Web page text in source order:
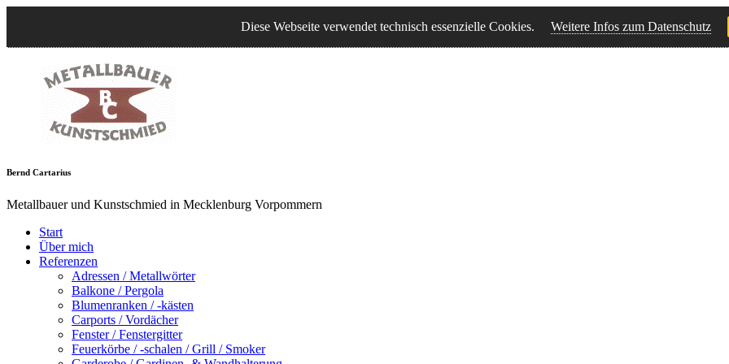
Diese Webseite verwendet technisch essenzielle Cookies. Weitere Infos zum Datenschutz
Bernd Cartarius
Metallbauer und Kunstschmied in Mecklenburg Vorpommern
Start
Über mich
Referenzen
Adressen / Metallwörter
Balkone / Pergola
Blumenranken / -kästen
Carports / Vordächer
Fenster / Fenstergitter
Feuerkörbe / -schalen / Grill / Smoker